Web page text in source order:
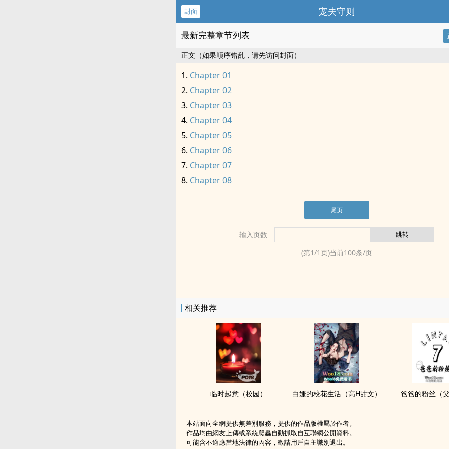
封面 宠夫守则
最新完整章节列表
正文（如果顺序错乱，请先访问封面）
Chapter 01
Chapter 02
Chapter 03
Chapter 04
Chapter 05
Chapter 06
Chapter 07
Chapter 08
尾页
输入页数
(第1/1页)当前100条/页
相关推荐
临时起意（校园） 白婕的校花生活（​‎‍高‌H‍‌甜文） 爸爸的粉丝（​­‍父‌­
本站面向全網提供無差別服務，提供的作品版權屬於作者。
作品均由網友上傳或系統爬蟲自動抓取自互聯網公開資料。
可能含不適應當地法律的內容，敬請用戶自主識別退出。